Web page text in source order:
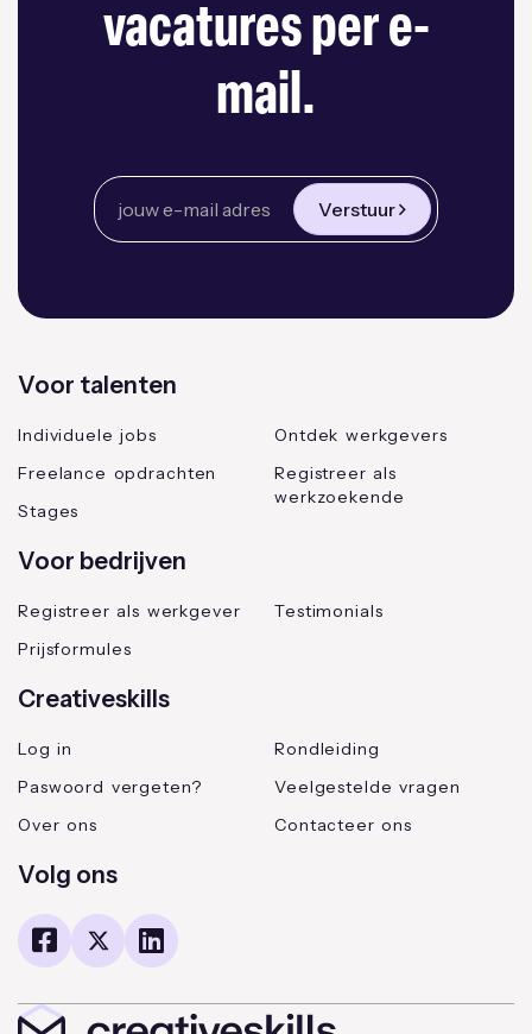
vacatures per e-
mail.
Verstuur
Voor talenten
Individuele jobs
Freelance opdrachten
Stages
Ontdek werkgevers
Registreer als
werkzoekende
Voor bedrijven
Registreer als werkgever
Prijsformules
Testimonials
Creativeskills
Log in
Paswoord vergeten?
Over ons
Rondleiding
Veelgestelde vragen
Contacteer ons
Volg ons